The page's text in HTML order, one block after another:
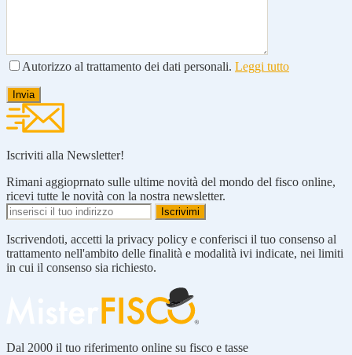
Autorizzo al trattamento dei dati personali. Leggi tutto
Iscriviti alla Newsletter!
Rimani aggioprnato sulle ultime novità del mondo del fisco online,
ricevi tutte le novità con la nostra newsletter.
Iscrivendoti, accetti la privacy policy e conferisci il tuo consenso al
trattamento nell'ambito delle finalità e modalità ivi indicate, nei limiti
in cui il consenso sia richiesto.
Dal 2000 il tuo riferimento online su fisco e tasse